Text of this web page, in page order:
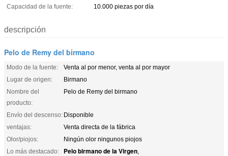
Capacidad de la fuente:
10.000 piezas por día
descripción
Pelo de Remy del birmano
Modo de la fuente:
Venta al por menor, venta al por mayor
Lugar de origen:
Birmano
Nombre del
producto:
Pelo de Remy del birmano
Envío del descenso: Disponible
ventajas:
Venta directa de la fábrica
Olor/piojos:
Ningún olor ningunos piojos
Lo más destacado:
Pelo birmano de la Virgen,